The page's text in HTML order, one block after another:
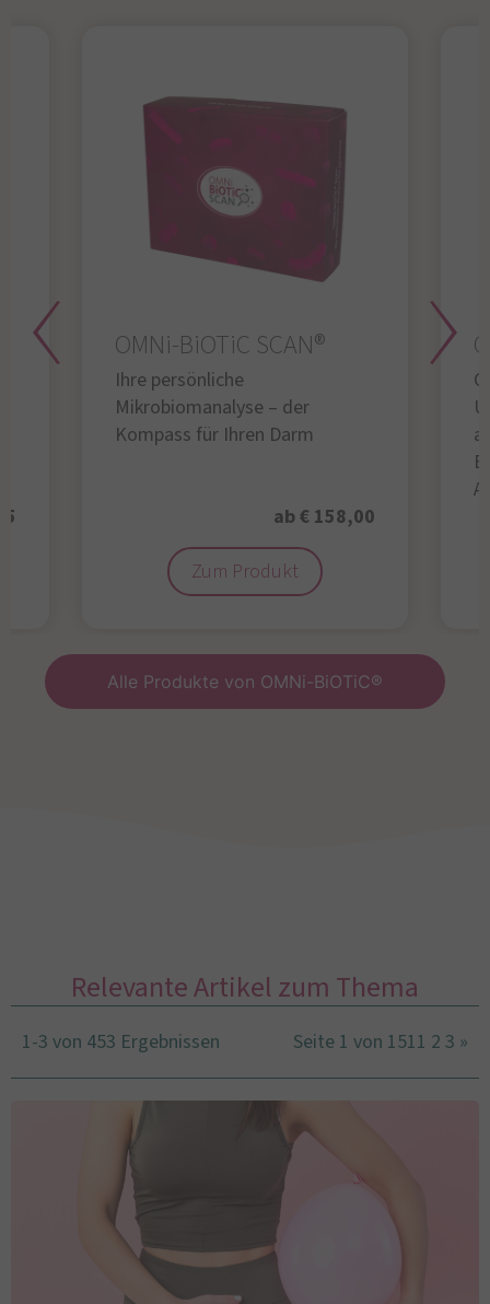
OMNi-BiOTiC SCAN®
Ihre persönliche
Mikrobiomanalyse – der
Kompass für Ihren Darm
ab € 158,00
Zum Produkt
Alle Produkte von OMNi-BiOTiC®
Relevante Artikel zum Thema
1-3 von 453 Ergebnissen Seite 1 von 1511 2 3 »